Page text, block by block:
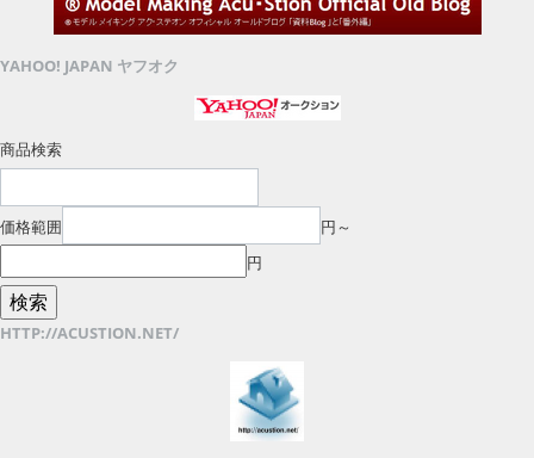
YAHOO! JAPAN ヤフオク
商品検索
価格範囲
円～
円
HTTP://ACUSTION.NET/